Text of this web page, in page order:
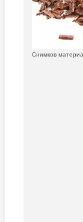
Снимков